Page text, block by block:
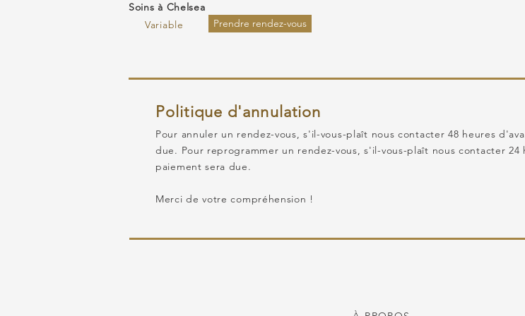
Soins à Chelsea
Variable
Prendre rendez-vous
Politique d'annulation
Pour annuler un rendez-vous, s'il-vous-plaît nous contacter 48 heures
due. Pour reprogrammer un rendez-vous, s'il-vous-plaît nous contacter
paiement sera due.
Merci de votre compréhension !